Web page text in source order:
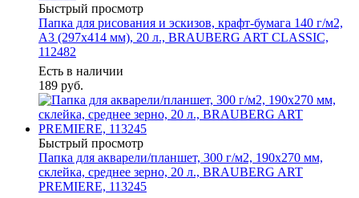
Быстрый просмотр
Папка для рисования и эскизов, крафт-бумага 140 г/м2,
А3 (297x414 мм), 20 л., BRAUBERG ART CLASSIC,
112482
Есть в наличии
189 руб.
Быстрый просмотр
Папка для акварели/планшет, 300 г/м2, 190х270 мм,
склейка, среднее зерно, 20 л., BRAUBERG ART
PREMIERE, 113245